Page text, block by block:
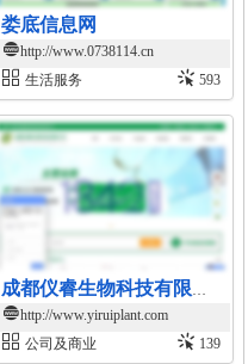
娄底信息网
http://www.0738114.cn
生活服务
593
成都仪睿生物科技有限公司官网
http://www.yiruiplant.com
公司及商业
139